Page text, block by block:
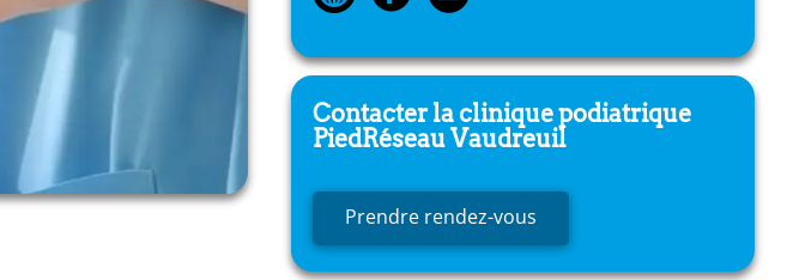
Contacter la clinique podiatrique
PiedRéseauVaudreuil
Prendre rendez-vous